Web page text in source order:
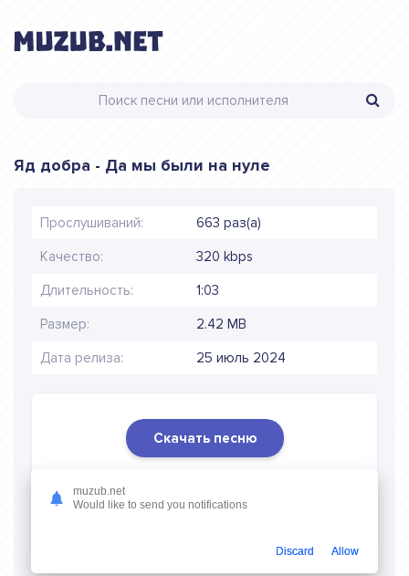
Яд добра - Да мы были на нуле
Прослушиваний: 663 раз(а)
Качество: 320 kbps
Длительность: 1:03
Размер: 2.42 MB
Дата релиза: 25 июль 2024
Скачать песню
(длина: 1:03, качество: 320 кбитс) бесплатно или слушать
музыку в режиме онлайн
muzub.net
Would like to send you notifications
Discard Allow